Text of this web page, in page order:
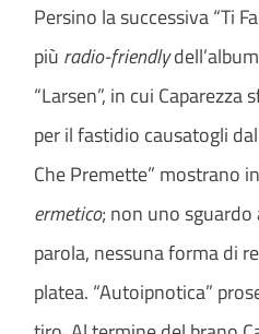
Persino la successiva “Ti
più radio-friendly
“Larsen”, in cui
per il fastidio causatogli
Che Premette” mostrano
ermetico; non uno
parola, nessuna forma di
platea. “Autoipnotica”